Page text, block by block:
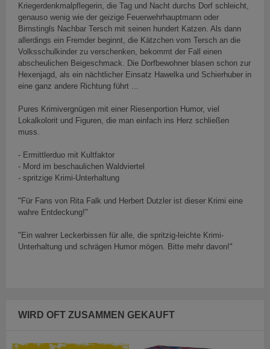
Kriegerdenkmalpflegerin, die Tag und Nacht durchs Dorf schleicht,
genauso wenig wie der geizige Feuerwehrhauptmann oder
Birnstingls Nachbar Tersch mit seinen hundert Katzen. Als dann
allerdings ein Fremder beginnt, die Kätzchen vom Tersch an die
Volksschulkinder zu verschenken, bekommt der Fall einen
abscheulichen Beigeschmack. Die Dorfbewohner blasen schon zur
Hexenjagd, als ein nächtlicher Einsatz Hawelka und Schierhuber in
eine ganz andere Richtung führt ...
Pures Krimivergnügen mit einer Riesenportion Humor, viel
Lokalkolorit und Figuren, die man einfach ins Herz schließen
muss.
- Ermittlerduo mit Kultfaktor
- Mord im beschaulichen Waldviertel
- spritzige Krimi-Unterhaltung
"Für Fans von Rita Falk und Herbert Dutzler ist dieser Krimi eine
wahre Entdeckung!"
"Ein wahrer Leckerbissen für alle, die spritzig-leichte Krimi-
Unterhaltung und schrägen Humor mögen. Bitte mehr davon!"
WIRD OFT ZUSAMMEN GEKAUFT